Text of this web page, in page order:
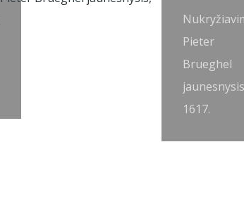
Pieter
Brueghel
1617.